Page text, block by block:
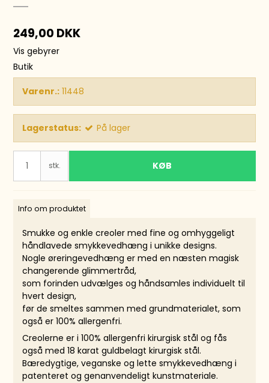
249,00 DKK
Vis gebyrer
Butik
Varenr.: 11448
Lagerstatus: På lager
stk. KØB
Info om produktet
Smukke og enkle creoler med fine og omhyggeligt
håndlavede smykkevedhæng i unikke designs.
Nogle øreringevedhæng er med en næsten magisk
changerende glimmertråd,
som forinden udvælges og håndsamles individuelt til
hvert design,
før de smeltes sammen med grundmaterialet, som
også er 100% allergenfri.
Creolerne er i 100% allergenfri kirurgisk stål og fås
også med 18 karat guldbelagt kirurgisk stål.
Bæredygtige, veganske og lette smykkevedhæng i
patenteret og genanvendeligt kunstmateriale.